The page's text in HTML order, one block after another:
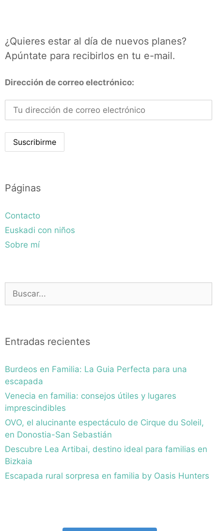
¿Quieres estar al día de nuevos planes?
Apúntate para recibirlos en tu e-mail.
Dirección de correo electrónico:
Páginas
Contacto
Euskadi con niños
Sobre mí
Buscar:
Entradas recientes
Burdeos en Familia: La Guia Perfecta para una
escapada
Venecia en familia: consejos útiles y lugares
imprescindibles
OVO, el alucinante espectáculo de Cirque du Soleil,
en Donostia-San Sebastián
Descubre Lea Artibai, destino ideal para familias en
Bizkaia
Escapada rural sorpresa en familia by Oasis Hunters